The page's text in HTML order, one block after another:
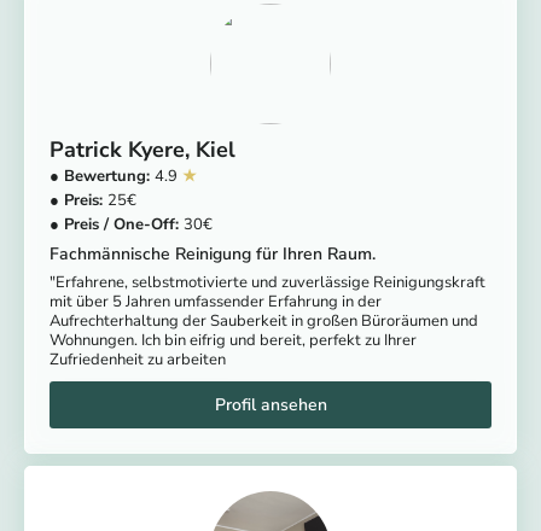
Patrick Kyere Kiel
4.9
25
30
Fachmännische Reinigung für Ihren Raum.
"Erfahrene, selbstmotivierte und zuverlässige Reinigungskraft
mit über 5 Jahren umfassender Erfahrung in der
Aufrechterhaltung der Sauberkeit in großen Büroräumen und
Wohnungen. Ich bin eifrig und bereit, perfekt zu Ihrer
Zufriedenheit zu arbeiten